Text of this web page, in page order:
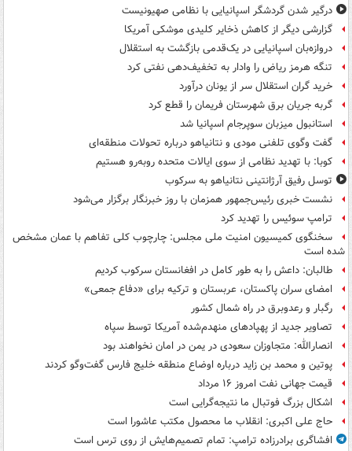
درگیر شدن گردشگر اسپانیایی با نظامی صهیونیست
گزارشی دیگر از کاهش ذخایر کلیدی موشکی آمریکا
دروازه‌بان اسپانیایی در یک‌قدمی بازگشت به استقلال
تنگه هرمز ریاض را وادار به تخفیف‌دهی نفتی کرد
خرید گران استقلال سر از یونان درآورد
گربه جریان برق شهرستان فریمان را قطع کرد
استانبول میزبان سوپرجام اسپانیا شد
گفت وگوی تلفنی مودی و نتانیاهو درباره تحولات منطقه‌ای
کوبا: با تهدید نظامی از سوی ایالات متحده روبه‌رو هستیم
توسل رفیق آرژانتینی نتانیاهو به سرکوب
نشست خبری رئیس‌جمهور همزمان با روز خبرنگار برگزار می‌شود
ترامپ سوئیس را تهدید کرد
سخنگوی کمیسیون امنیت ملی مجلس: چارچوب کلی تفاهم با عمان مشخص
شده است
طالبان: داعش را به طور کامل در افغانستان سرکوب کردیم
امضای سران پاکستان، عربستان و ترکیه برای «دفاع جمعی»
رگبار و رعدوبرق در راه شمال کشور
تصاویر جدید از پهپادهای منهدم‌شده آمریکا توسط سپاه
انصارالله: متجاوزان سعودی در یمن در امان نخواهند بود
پوتین و محمد بن زاید درباره اوضاع منطقه خلیج فارس گفت‌وگو کردند
قیمت جهانی نفت امروز ۱۶ مرداد
اشکال بزرگ فوتبال ما نتیجه‌گرایی است
حاج علی اکبری: انقلاب ما محصول مکتب عاشورا است
افشاگری برادرزاده ترامپ: تمام تصمیم‌هایش از روی ترس است